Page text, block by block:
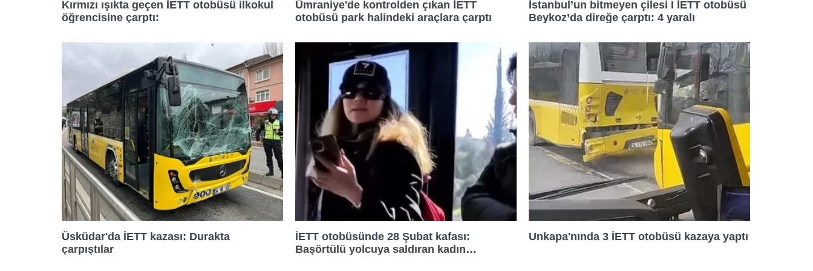
10:00 11:30 11:30
11:45 11:50
10:30 12:00 12:05
10:45 12:20 12:20
11:00 12:40 12:40
11:15 13:00 12:55
11:30 13:10
Kırmızı ışıkta geçen İETT otobüsü ilkokul
öğrencisine çarptı:
Ümraniye'de kontrolden çıkan İETT
otobüsü park halindeki araçlara çarptı
İstanbul’un bitmeyen çilesi I İETT otobüsü
Beykoz’da direğe çarptı: 4 yaralı
Üsküdar'da İETT kazası: Durakta
çarpıştılar
İETT otobüsünde 28 Şubat kafası:
Başörtülü yolcuya saldıran kadın
Unkapa'nında 3 İETT otobüsü kazaya yaptı